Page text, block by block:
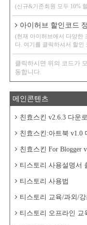
(신규&기존회원 모두 10%
아이허브 할인코드
(현재 아이허브에서 다양한
다. 여기를 클릭하셔서 할인
클릭하시면 위의 코드가
동합니다.
메인콘텐츠
친효스킨 v2.6.3 다운
친효스킨:아트북 v1.0
친효스킨 For Blogger
티스토리 사용설명서
티스토리 사용법
티스토리 교육/과외/
티스토리 오프라인 교